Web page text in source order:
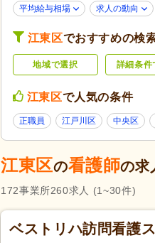
応募条件・こ
だわり
未経験可(94)
子育てママ
60代活躍
女性が活躍
勤務形態
残業ほぼなし
夜勤のみ可(2)
時短勤務相
即日勤務可
平均給与相場 求人の動向
江東区でおすすめの検
地域で選択 詳細条件
江東区で人気の条件
正職員 江戸川区 中央区
江東区の看護師の求
172事業所260求人 (1~30件)
ベストリハ訪問看護